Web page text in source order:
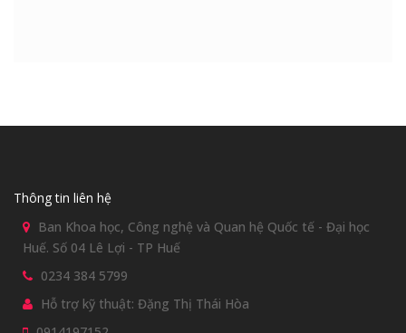
Thông tin liên hệ
Ban Khoa học, Công nghệ và Quan hệ Quốc tế - Đại học
Huế. Số 04 Lê Lợi - TP Huế
0234 384 5799
Hỗ trợ kỹ thuật: Đặng Thị Thái Hòa